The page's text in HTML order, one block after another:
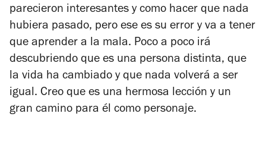
parecieron interesantes y como hacer que nada
hubiera pasado, pero ese es su error y va a tener
que aprender a la mala. Poco a poco irá
descubriendo que es una persona distinta, que
la vida ha cambiado y que nada volverá a ser
igual. Creo que es una hermosa lección y un
gran camino para él como personaje.